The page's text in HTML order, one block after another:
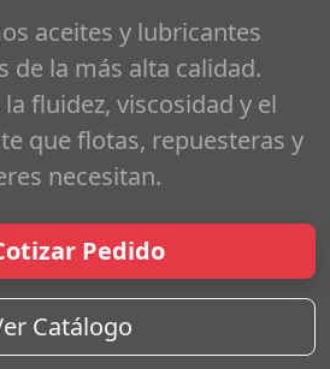
aceites y lubricantes
de la más alta calidad.
fluidez, viscosidad y el
que flotas, repuesteras y
necesitan.
Pedido
Catálogo